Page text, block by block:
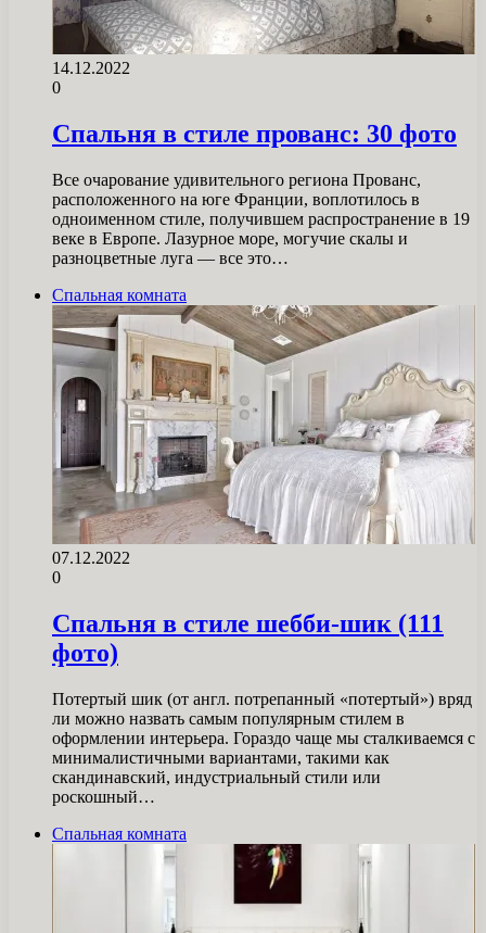
14.12.2022
0
Спальня в стиле прованс: 30 фото
Все очарование удивительного региона Прованс,
расположенного на юге Франции, воплотилось в
одноименном стиле, получившем распространение в 19
веке в Европе. Лазурное море, могучие скалы и
разноцветные луга — все это…
Спальная комната
07.12.2022
0
Спальня в стиле шебби-шик (111
фото)
Потертый шик (от англ. потрепанный «потертый») вряд
ли можно назвать самым популярным стилем в
оформлении интерьера. Гораздо чаще мы сталкиваемся с
минималистичными вариантами, такими как
скандинавский, индустриальный стили или
роскошный…
Спальная комната